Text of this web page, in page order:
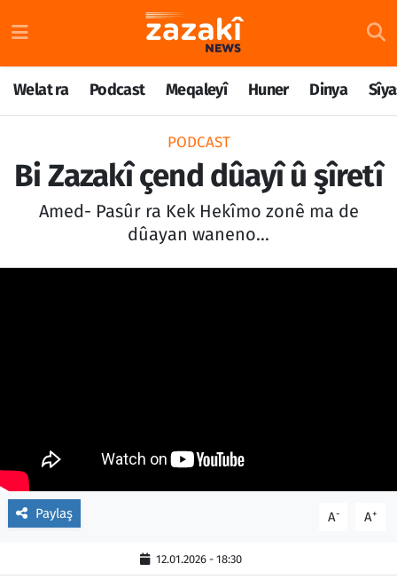
Welat ra Podcast Meqaleyî Huner Dinya
PODCAST
Bi Zazakî çend dûayî û şîretî
Amed- Pasûr ra Kek Hekîmo zonê ma de
dûayan waneno...
Paylaş A- A+
12.01.2026 - 18:30
Welat ra
Podcast
Huner
Nöbetçi Eczaneler
Hava Durumu
Namaz Vakitleri
Trafik Durumu
Süper Lig Puan Durumu ve Fikstür